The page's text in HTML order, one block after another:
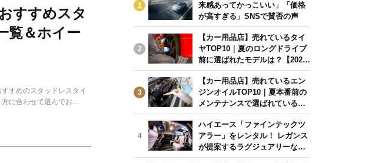
すすめスタ
覧＆ホイー
すめのスタッドレスタイ
に合わせて選んでお...
1
来感あってかっこいい」「価格
が高すぎる」SNSで賛否の声
2
【カー用品店】売れているタイ
ヤTOP10｜夏のロングドライブ
前に選ばれたモデルは？【2026
年6月版】
3
【カー用品店】売れているエン
ジンオイルTOP10｜夏本番前の
メンテナンスで選ばれている人
気モデルは？【2026年6月版】
4
ハイエース「ファインテックツ
アラー」をレンタル！ レガンス
が提案するラグジュアリーな移
動体験